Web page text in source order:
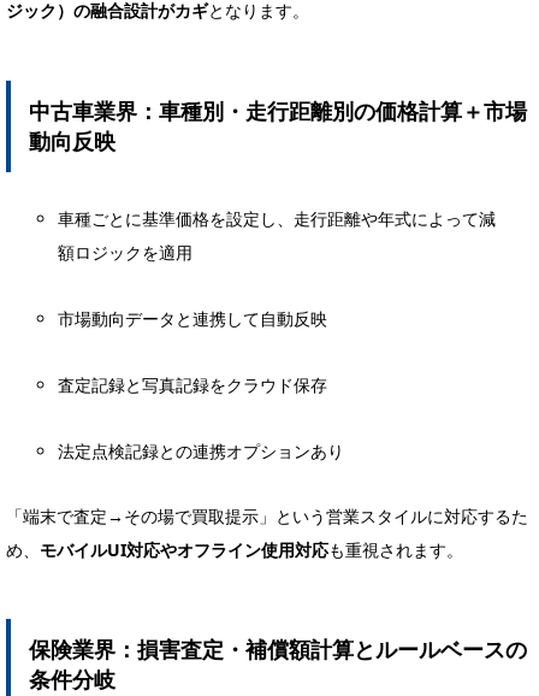
ジック）の融合設計がカギとなります。
中古車業界：車種別・走行距離別の価格計算＋市場
動向反映
車種ごとに基準価格を設定し、走行距離や年式によって減
額ロジックを適用
市場動向データと連携して自動反映
査定記録と写真記録をクラウド保存
法定点検記録との連携オプションあり
「端末で査定→その場で買取提示」という営業スタイルに対応するた
め、 モバイルUI対応やオフライン使用対応も重視されます。
保険業界：損害査定・補償額計算とルールベースの
条件分岐